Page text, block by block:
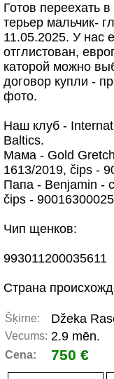
Готов переехать
терьер мальчик-
11.05.2025. У нас
отглистован,
каторой можно
договор купли -
фото.
Наш клуб -
Baltics.
Мама - Gold
1613/2019, čips -
Папа - Benjamin -
čips -
Чип щенков:
993011200035611
Страна
Šķirne: Džeka
Vecums: 2.9 mēn.
Cena: 750 €